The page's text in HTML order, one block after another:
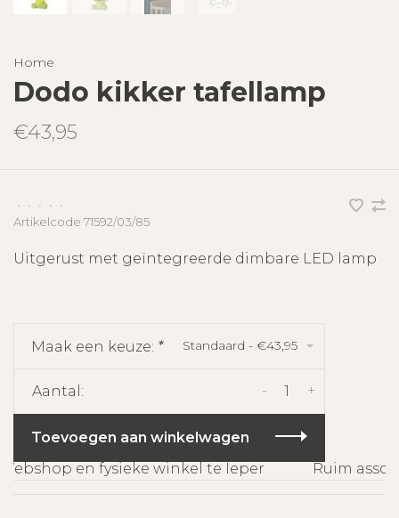
Home
Dodo kikker tafellamp
€43,95
• • • •
•
Artikelcode 71592/03/85
Uitgerust met geïntegreerde dimbare LED lamp
Maak een keuze: * Standaard - €43,95
Aantal: +
-
Toevoegen aan winkelwagen
en fysieke winkel te Ieper
Ruim